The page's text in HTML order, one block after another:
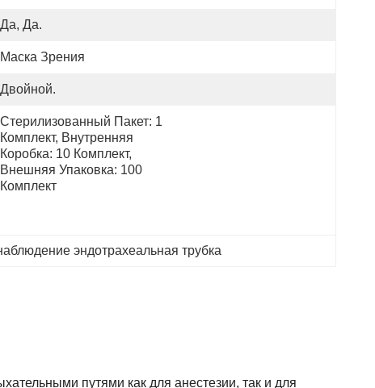
Да, Да.
Маска Зрения
Двойной.
Стерилизованный Пакет: 1
Комплект, Внутренняя
Коробка: 10 Комплект,
Внешняя Упаковка: 100
Комплект
эндотрахеальная трубка
путями как для анестезии, так и для